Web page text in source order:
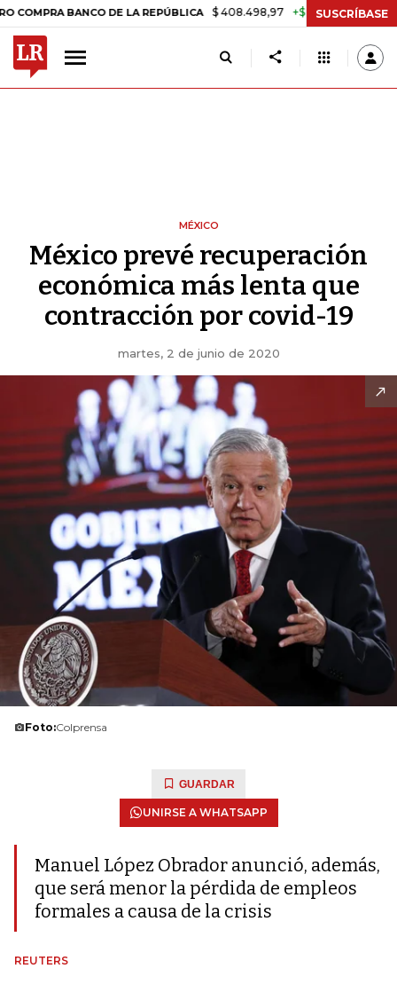
BANCO DE LA REPÚBLICA $ 408.498,97 +$ 8.753,81 +2,19%
SUSCRÍBASE
MÉXICO
México prevé recuperación
económica más lenta que
contracción por covid-19
martes, 2 de junio de 2020
Foto:Colprensa
GUARDAR
UNIRSE A WHATSAPP
Manuel López Obrador anunció, además,
que será menor la pérdida de empleos
formales a causa de la crisis
REUTERS